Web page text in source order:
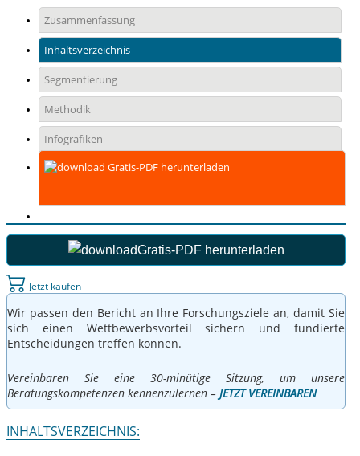
Zusammenfassung
Inhaltsverzeichnis
Segmentierung
Methodik
Infografiken
Gratis-PDF herunterladen
Gratis-PDF herunterladen
Jetzt kaufen
Wir passen den Bericht an Ihre Forschungsziele an, damit Sie
sich einen Wettbewerbsvorteil sichern und fundierte
Entscheidungen treffen können.
Vereinbaren Sie eine 30-minütige Sitzung, um unsere
Beratungskompetenzen kennenzulernen – JETZT VEREINBAREN
INHALTSVERZEICHNIS: